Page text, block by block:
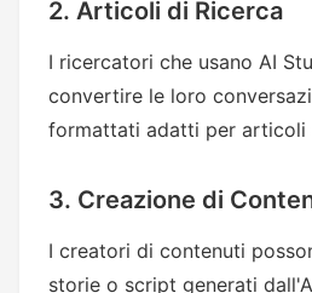
2. Articoli di Ricerca
I ricercatori che usano AI
convertire le loro
formattati adatti per articoli
3. Creazione di
I creatori di contenuti
storie o script generati